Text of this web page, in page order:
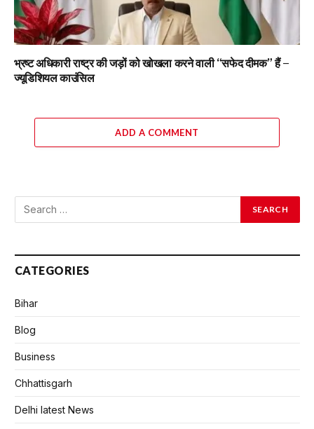
भ्रष्ट अधिकारी राष्ट्र की जड़ों को खोखला करने वाली “सफेद दीमक” हैं –
ज्यूडिशियल काउंसिल
ADD A COMMENT
CATEGORIES
Bihar
Blog
Business
Chhattisgarh
Delhi latest News